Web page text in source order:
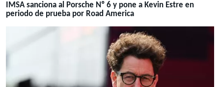
IMSA sanciona al Porsche Nº 6 y pone a Kevin Estre en
periodo de prueba por Road America